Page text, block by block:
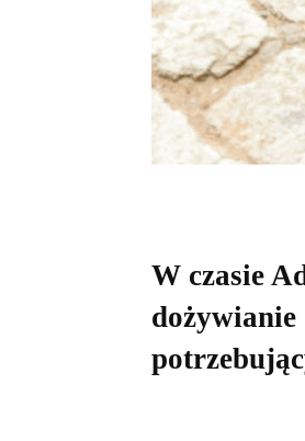
W czasie
dożywianie